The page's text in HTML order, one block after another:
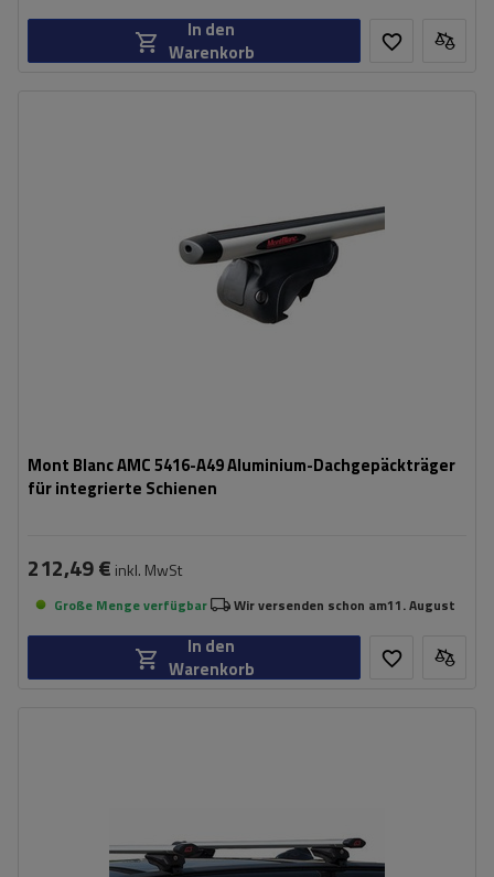
In den
Warenkorb
Mont Blanc AMC 5416-A49 Aluminium-Dachgepäckträger
für integrierte Schienen
212,49 € inkl. MwSt
Große Menge verfügbar Wir versenden schon am11. August
In den
Warenkorb